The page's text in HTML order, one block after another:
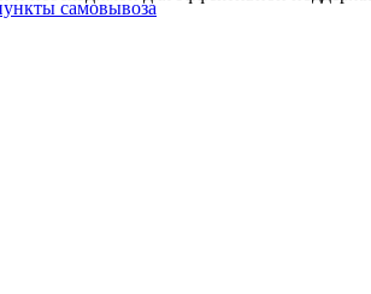
самовывоза